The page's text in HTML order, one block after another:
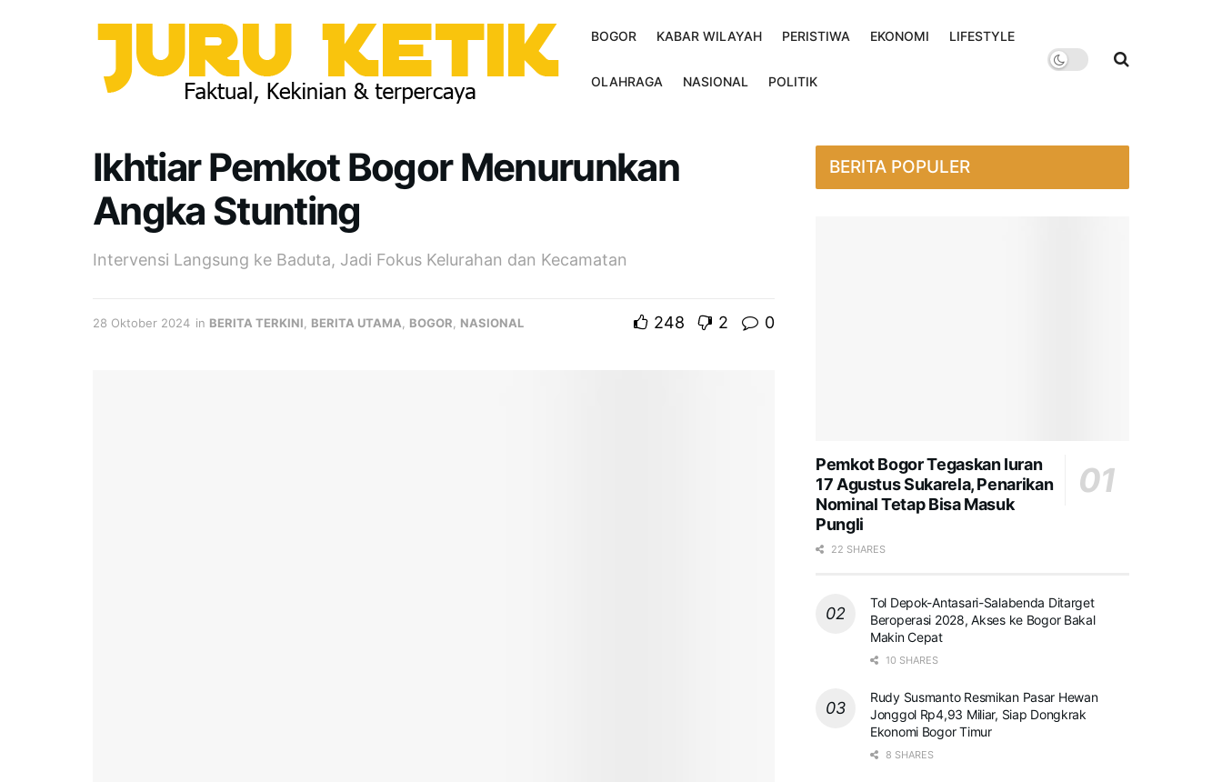
BOGOR KABAR WILAYAH PERISTIWA EKONOMI LIFESTYLE
OLAHRAGA NASIONAL POLITIK
Ikhtiar Pemkot Bogor Menurunkan
Angka Stunting
Intervensi Langsung ke Baduta, Jadi Fokus Kelurahan dan Kecamatan
28 Oktober 2024 in BERITA TERKINI, BERITA UTAMA, BOGOR, NASIONAL 248 2 0
BERITA POPULER
Pemkot Bogor Tegaskan Iuran
17 Agustus Sukarela, Penarikan
Nominal Tetap Bisa Masuk
Pungli
22 SHARES
Tol Depok-Antasari-Salabenda Ditarget
Beroperasi 2028, Akses ke Bogor Bakal
Makin Cepat
10 SHARES
Rudy Susmanto Resmikan Pasar Hewan
Jonggol Rp4,93 Miliar, Siap Dongkrak
Ekonomi Bogor Timur
8 SHARES